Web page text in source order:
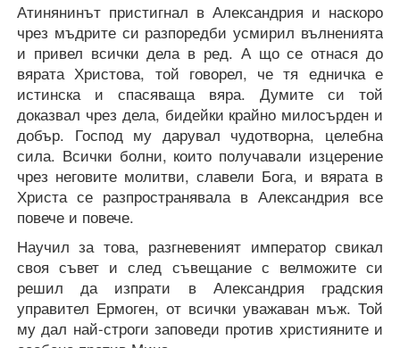
Атинянинът пристигнал в Александрия и наскоро
чрез мъдрите си разпоредби усмирил вълненията
и привел всички дела в ред. А що се отнася до
вярата Христова, той говорел, че тя едничка е
истинска и спасяваща вяра. Думите си той
доказвал чрез дела, бидейки крайно милосърден и
добър. Господ му дарувал чудотворна, целебна
сила. Всички болни, които получавали изцерение
чрез неговите молитви, славели Бога, и вярата в
Христа се разпространявала в Александрия все
повече и повече.
Научил за това, разгневеният император свикал
своя съвет и след съвещание с велможите си
решил да изпрати в Александрия градския
управител Ермоген, от всички уважаван мъж. Той
му дал най-строги заповеди против християните и